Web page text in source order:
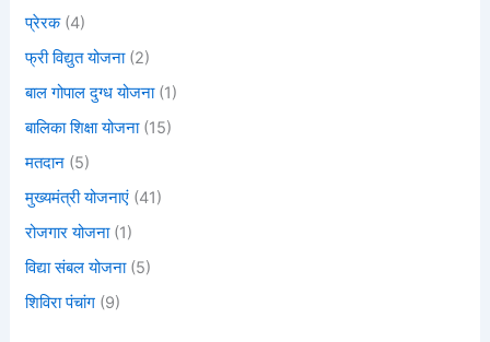
प्रेरक(4)
फ्री विद्युत योजना(2)
बाल गोपाल दुग्ध योजना(1)
बालिका शिक्षा योजना(15)
मतदान (5)
मुख्यमंत्री योजनाएं (41)
रोजगार योजना(1)
विद्या संबल योजना(5)
शिविरा पंचांग (9)